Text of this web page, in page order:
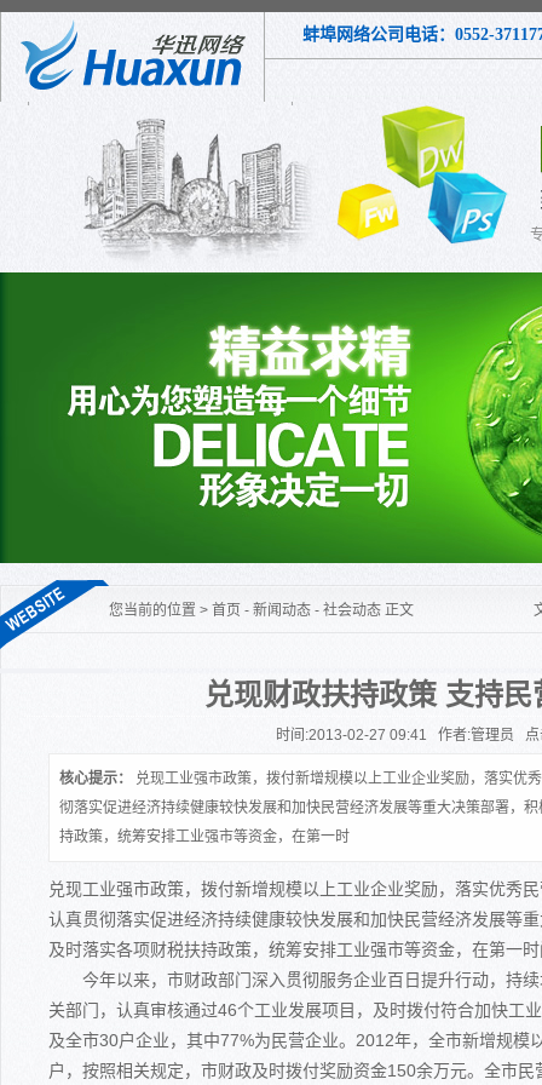
蚌埠网络公司电话：0552-
您当前的位置 > 首页 - 新闻动态 - 社会动态 正文
兑现财政扶持政策 支持民
时间:2013-02-27 09:41 作者:管理员 点
核心提示：
兑现工业强市政策，拨付新增规模以上工业企业奖励，落实优
彻落实促进经济持续健康较快发展和加快民营经济发展等重大决策部署，
持政策，统筹安排工业强市等资金，在第一时
兑现工业强市政策，拨付新增规模以上工业企业奖励，落实优秀
认真贯彻落实促进经济持续健康较快发展和加快民营经济发展等
及时落实各项财税扶持政策，统筹安排工业强市等资金，在第一
今年以来，市财政部门深入贯彻服务企业百日提升行动，持续
关部门，认真审核通过46个工业发展项目，及时拨付符合加快工
及全市30户企业，其中77%为民营企业。2012年，全市新增规模
户，按照相关规定，市财政及时拨付奖励资金150余万元。全市